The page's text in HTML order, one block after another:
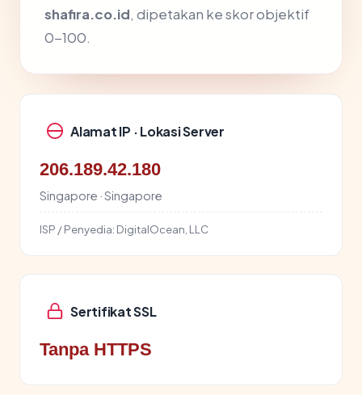
shafira.co.id, dipetakan ke skor objektif
0-100.
Alamat IP · Lokasi Server
206.189.42.180
Singapore · Singapore
ISP / Penyedia: DigitalOcean, LLC
Sertifikat SSL
Tanpa HTTPS